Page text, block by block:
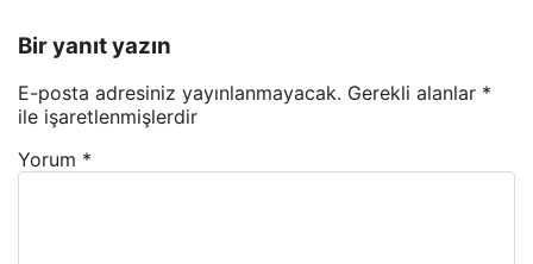
Bir yanıt yazın
E-posta adresiniz yayınlanmayacak. Gerekli alanlar *
ile işaretlenmişlerdir
Yorum *